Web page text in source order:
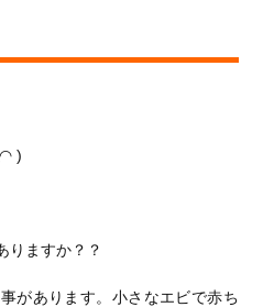
)
りますか？？
があります。小さなエビで赤ち